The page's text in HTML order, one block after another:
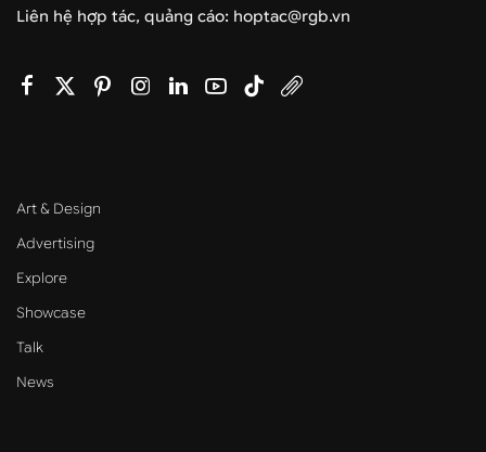
Liên hệ hợp tác, quảng cáo: hoptac@rgb.vn
Art & Design
Advertising
Explore
Showcase
Talk
News